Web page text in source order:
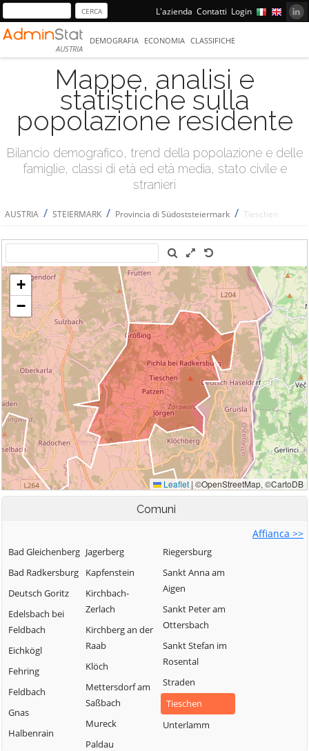
L'azienda Contatti Login
AUSTRIA
DEMOGRAFIA ECONOMIA CLASSIFICHE
Mappe, analisi e
statistiche sulla
popolazione residente
Bilancio demografico, trend della popolazione e delle
famiglie, classi di età ed età media, stato civile e
stranieri
AUSTRIA / STEIERMARK / Provincia di Südoststeiermark / Tieschen
Comuni
Affianca >>
Bad Gleichenberg
Bad Radkersburg
Deutsch Goritz
Edelsbach bei
Feldbach
Eichkögl
Fehring
Feldbach
Gnas
Halbenrain
Jagerberg
Kapfenstein
Kirchbach-
Zerlach
Kirchberg an der
Raab
Klöch
Mettersdorf am
Saßbach
Mureck
Paldau
Riegersburg
Sankt Anna am
Aigen
Sankt Peter am
Ottersbach
Sankt Stefan im
Rosental
Straden
Tieschen
Unterlamm